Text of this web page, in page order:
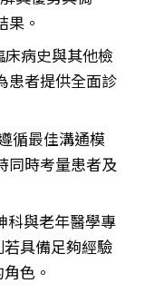
果。
床病史與其他檢
患者提供全面診
循最佳溝通模
同時考量患者及
科與老年醫學專
具備足夠經驗
色。